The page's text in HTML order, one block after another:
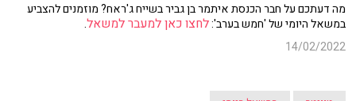
מה דעתכם על חבר הכנסת איתמר בן גביר בשייח ג'ראח? מוזמנים להצביע
במשאל היומי של 'חמש בערב':לחצו כאן למעבר למשאל.
14/02/2022